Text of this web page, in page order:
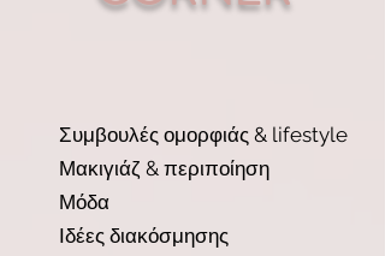
Συμβουλές ομορφιάς & lifestyle
Μακιγιάζ & περιποίηση
Μόδα
Ιδέες διακόσμησης